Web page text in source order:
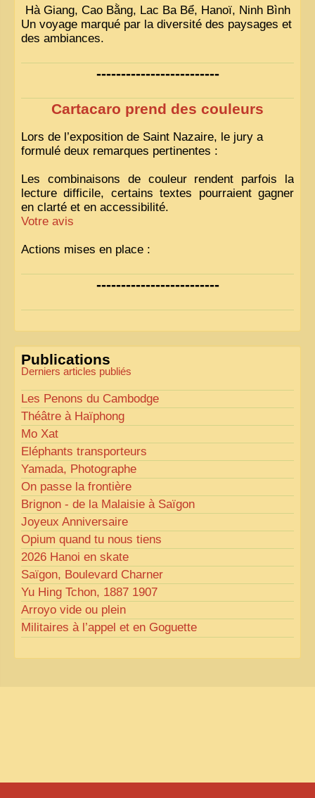
Hà Giang, Cao Bằng, Lac Ba Bể, Hanoï, Ninh Bình
Un voyage marqué par la diversité des paysages et
des ambiances.
-------------------------
Cartacaro prend des couleurs
Lors de l’exposition de Saint Nazaire, le jury a
formulé deux remarques pertinentes :
Les combinaisons de couleur rendent parfois la
lecture difficile, certains textes pourraient gagner
en clarté et en accessibilité.
Votre avis
Actions mises en place :
Nous avons déjà ajusté les couleurs pour améliorer
la lisibilité. Votre avis nous intéresse !
« Comme tout bon collectionneur le sait, la
perfection est un idéal… mais nous y travaillons
-------------------------
Publications
Derniers articles publiés
Les Penons du Cambodge
Théâtre à Haïphong
Mo Xat
Eléphants transporteurs
Yamada, Photographe
On passe la frontière
Brignon - de la Malaisie à Saïgon
Joyeux Anniversaire
Opium quand tu nous tiens
2026 Hanoi en skate
Saïgon, Boulevard Charner
Yu Hing Tchon, 1887 1907
Arroyo vide ou plein
Militaires à l’appel et en Goguette